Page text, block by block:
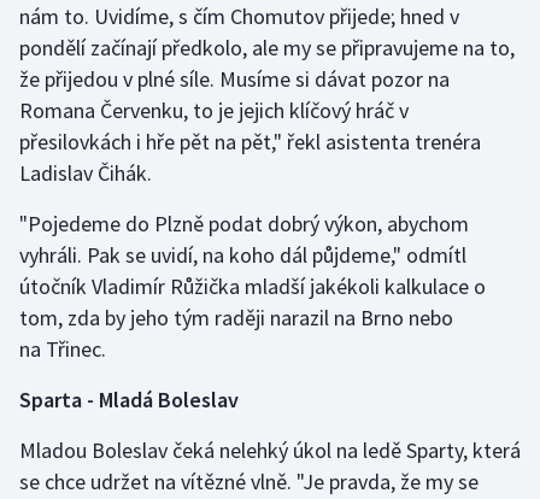
nám to. Uvidíme, s čím Chomutov přijede; hned v
pondělí začínají předkolo, ale my se připravujeme na to,
že přijedou v plné síle. Musíme si dávat pozor na
Romana Červenku, to je jejich klíčový hráč v
přesilovkách i hře pět na pět," řekl asistenta trenéra
Ladislav Čihák.
"Pojedeme do Plzně podat dobrý výkon, abychom
vyhráli. Pak se uvidí, na koho dál půjdeme," odmítl
útočník Vladimír Růžička mladší jakékoli kalkulace o
tom, zda by jeho tým raději narazil na Brno nebo
na Třinec.
Sparta - Mladá Boleslav
Mladou Boleslav čeká nelehký úkol na ledě Sparty, která
se chce udržet na vítězné vlně. "Je pravda, že my se